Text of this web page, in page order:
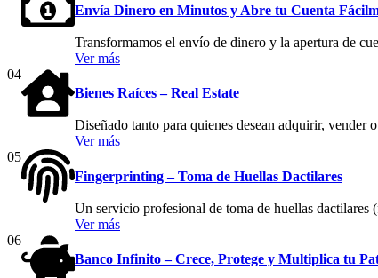
Envía Dinero en Minutos y Abre tu Cuenta
Transformamos el envío de dinero y la apertura de
Ver más
04
Bienes Raíces – Real Estate
Diseñado tanto para quienes desean adquirir, vender
Ver más
05
Fingerprinting – Toma de Huellas Dactilares
Un servicio profesional de toma de huellas dactilares
Ver más
06
Banco Infinito – Crece, Protege y Multiplica tu